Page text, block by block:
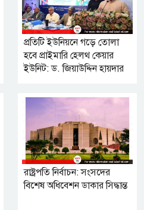
প্রতিটি ইউনিয়নে গড়ে তোলা
হবে প্রাইমারি হেলথ কেয়ার
ইউনিট: ড. জিয়াউদ্দিন হায়দার
রাষ্ট্রপতি নির্বাচন: সংসদের
বিশেষ অধিবেশন ডাকার সিদ্ধান্ত